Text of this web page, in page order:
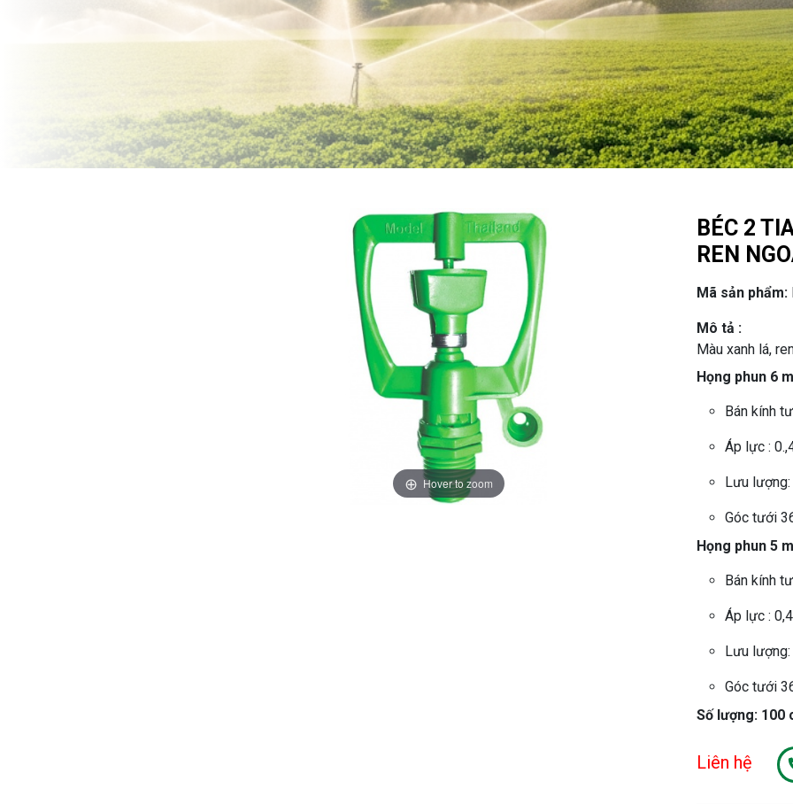
Hover to zoom
BÉC 2
REN
Mã sản phẩm:
Mô tả :
Màu xanh lá,
Họng phun 6
Bán kính
Áp lực :
Lưu
Góc tưới
Họng phun 5
Bán kính
Áp lực :
Lưu
Góc tưới
Số lượng: 100
Liên hệ